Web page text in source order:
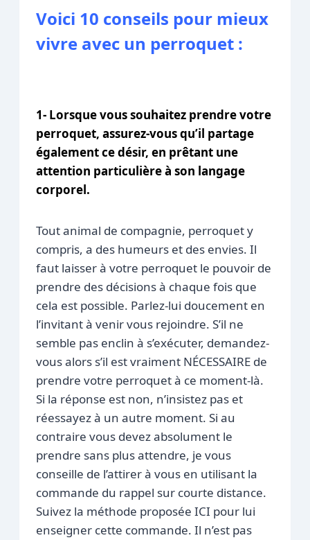
Voici 10 conseils pour mieux
vivre avec un perroquet :
1- Lorsque vous souhaitez prendre votre
perroquet, assurez-vous qu’il partage
également ce désir, en prêtant une
attention particulière à son langage
corporel.
Tout animal de compagnie, perroquet y
compris, a des humeurs et des envies. Il
faut laisser à votre perroquet le pouvoir de
prendre des décisions à chaque fois que
cela est possible. Parlez-lui doucement en
l’invitant à venir vous rejoindre. S’il ne
semble pas enclin à s’exécuter, demandez-
vous alors s’il est vraiment NÉCESSAIRE de
prendre votre perroquet à ce moment-là.
Si la réponse est non, n’insistez pas et
réessayez à un autre moment. Si au
contraire vous devez absolument le
prendre sans plus attendre, je vous
conseille de l’attirer à vous en utilisant la
commande du rappel sur courte distance.
Suivez la méthode proposée ICI pour lui
enseigner cette commande. Il n’est pas